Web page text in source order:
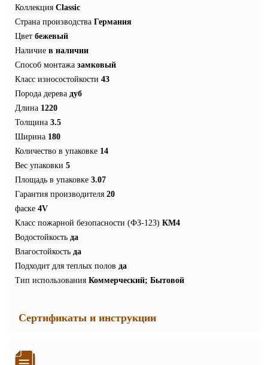
Коллекция Classic
Страна производства Германия
Цвет бежевый
Наличие в наличии
Способ монтажа замковый
Класс износостойкости 43
Порода дерева дуб
Длина 1220
Толщина 3.5
Ширина 180
Количество в упаковке 14
Вес упаковки 5
Площадь в упаковке 3.07
Гарантия производителя 20
фаске 4V
Класс пожарной безопасности (ФЗ-123) КМ4
Водостойкость да
Влагостойкость да
Подходит для теплых полов да
Тип использования Коммерческий; Бытовой
Сертификаты и инструкции